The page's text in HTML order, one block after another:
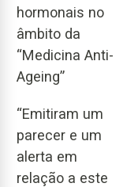
hormonais no
âmbito da
“Medicina Anti-
Ageing”
“Emitiram um
parecer e um
alerta em
relação a este